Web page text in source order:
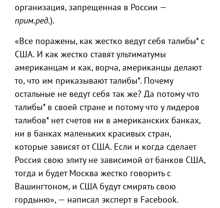
организация, запрещенная в России —
прим.ред.).
«Все поражены, как жестко ведут себя талибы* с
США. И как жестко ставят ультиматумы
американцам и как, ворча, американцы делают
то, что им приказывают талибы*. Почему
остальные не ведут себя так же? Да потому что
талибы* в своей стране и потому что у лидеров
талибов* нет счетов ни в американских банках,
ни в банках маленьких красивых стран,
которые зависят от США. Если и когда сделает
Россия свою элиту не зависимой от банков США,
тогда и будет Москва жестко говорить с
Вашингтоном, и США будут смирять свою
гордыню», — написал эксперт в Facebook.